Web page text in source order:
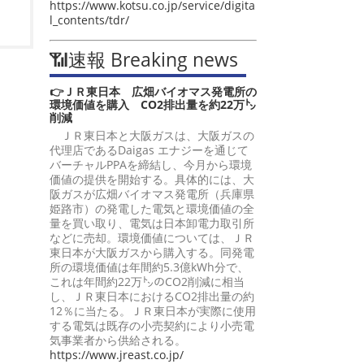
https://www.kotsu.co.jp/service/digita
l_contents/tdr/
📶速報 Breaking news
👉ＪＲ東日本 広畑バイオマス発電所の
環境価値を購入 CO2排出量を約22万㌧
削減
ＪＲ東日本と大阪ガスは、大阪ガスの
代理店であるDaigas エナジーを通じて
バーチャルPPAを締結し、今月から環境
価値の提供を開始する。具体的には、大
阪ガスが広畑バイオマス発電所（兵庫県
姫路市）の発電した電気と環境価値の全
量を買い取り、電気は日本卸電力取引所
などに売却。環境価値については、ＪＲ
東日本が大阪ガスから購入する。同発電
所の環境価値は年間約5.3億kWh分で、
これは年間約22万㌧のCO2削減に相当
し、ＪＲ東日本におけるCO2排出量の約
12％に当たる。ＪＲ東日本が実際に使用
する電気は既存の小売契約により小売電
気事業者から供給される。
https://www.jreast.co.jp/